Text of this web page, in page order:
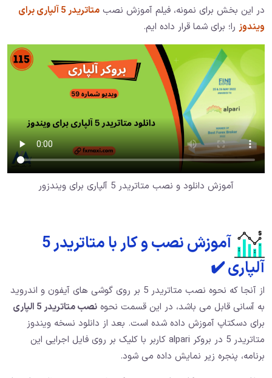
در این بخش برای نمونه، فیلم آموزش نصب
متاتریدر 5 آلپاری برای
ویندوز را؛ برای شما قرار داده ایم.
آموزش دانلود و نصب متاتریدر 5 آلپاری برای ویندزور
آموزش نصب و کار با متاتریدر 5
آلپاری ✔️
از آنجا که نحوه نصب متاتریدر 5 بر روی گوشی های آیفون و اندروید
به آسانی قابل می باشد، در این قسمت نحوه نصب متاتریدر 5 الپاری
برای دسکتاپ آموزش داده شده است. بعد از دانلود نسخه ویندوز
متاتریدر 5 در بروکر alpari کاربر با کلیک بر روی فایل اجرایی این
برنامه، پنجره زیر نمایش داده می شود.